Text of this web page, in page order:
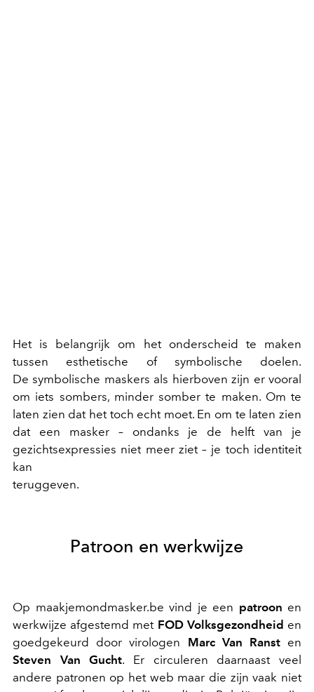
Het is belangrijk om het onderscheid te maken
tussen esthetische of symbolische doelen.
De symbolische maskers als hierboven zijn er vooral
om iets sombers, minder somber te maken. Om te
laten zien dat het toch echt moet. En om te laten zien
dat een masker – ondanks je de helft van je
gezichtsexpressies niet meer ziet – je toch identiteit
kan
teruggeven.
Patroon en werkwijze
Op maakjemondmasker.be vind je een patroon en
werkwijze afgestemd met FOD Volksgezondheid en
goedgekeurd door virologen Marc Van Ransten
Steven Van Gucht. Er circuleren daarnaast veel
andere patronen op het web maar die zijn vaak niet